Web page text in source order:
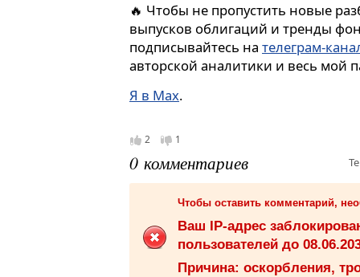
🔥 Чтобы не пропустить новые
выпусков облигаций и тренды
подписывайтесь на телеграм-
авторской аналитики и весь мой
Я в Max.
2 1
0 комментариев
Чтобы оставить комментарий,
Ваш IP-адрес
пользователей до
Причина: оскорбления,